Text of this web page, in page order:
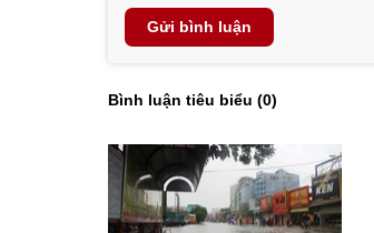
Gửi bình luận
Bình luận tiêu biểu (0)